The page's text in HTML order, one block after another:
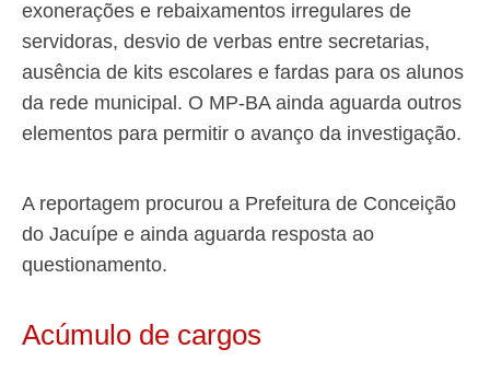
exonerações e rebaixamentos irregulares de
servidoras, desvio de verbas entre secretarias,
ausência de kits escolares e fardas para os alunos
da rede municipal. O MP-BA ainda aguarda outros
elementos para permitir o avanço da investigação.
A reportagem procurou a Prefeitura de Conceição
do Jacuípe e ainda aguarda resposta ao
questionamento.
Acúmulo de cargos